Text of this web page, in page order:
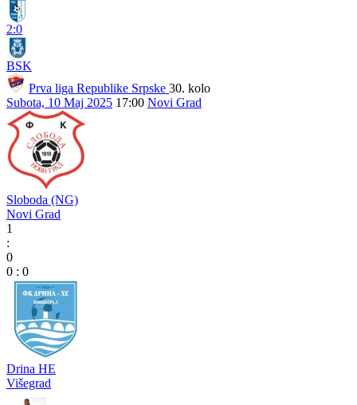
2:0
BSK
Prva liga Republike Srpske 30. kolo
Subota, 10 Maj 2025 17:00 Novi Grad
Sloboda (NG)
Novi Grad
1
:
0
0 : 0
Drina HE
Višegrad